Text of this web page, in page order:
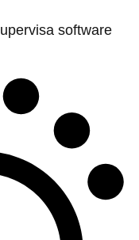
software